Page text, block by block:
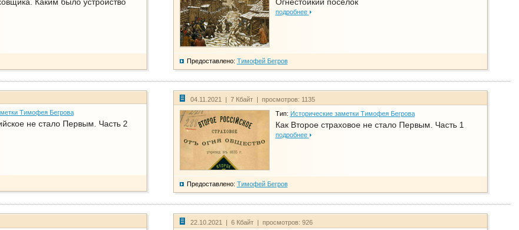
Каким было устройство
Огнестойкий посёлок
подробнее
Предоставлено: Тимофей Бегров
Тимофея Бегрова
не стало Первым. Часть 2
04.11.2021 | 7 Кбайт | просмотров: 1135
Тип: Исторические заметки Тимофея Бегрова
Как Второе страховое не стало Первым. Часть 1
подробнее
Предоставлено: Тимофей Бегров
22.10.2021 | 6 Кбайт | просмотров: 926